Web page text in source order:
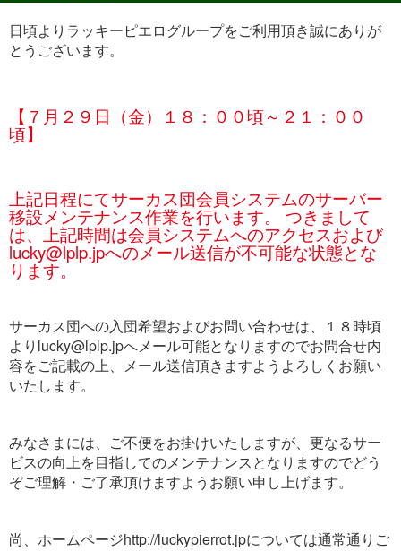
日頃よりラッキーピエログループをご利用頂き誠にありが
とうございます。
【７月２９日（金）１８：００頃～２１：００
頃】
上記日程にてサーカス団会員システムのサーバー
移設メンテナンス作業を行います。 つきまして
は、上記時間は会員システムへのアクセスおよび
lucky@lplp.jpへのメール送信が不可能な状態とな
ります。
サーカス団への入団希望およびお問い合わせは、１８時頃
よりlucky@lplp.jpへメール可能となりますのでお問合せ内
容をご記載の上、メール送信頂きますようよろしくお願い
いたします。
みなさまには、ご不便をお掛けいたしますが、更なるサー
ビスの向上を目指してのメンテナンスとなりますのでどう
ぞご理解・ご了承頂けますようお願い申し上げます。
尚、ホームページhttp://luckypierrot.jpについては通常通りご